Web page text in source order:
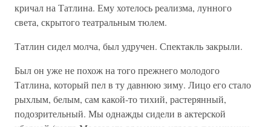
кричал на Татлина. Ему хотелось реализма, лунного
света, скрытого театральным тюлем.
Татлин сидел молча, был удручен. Спектакль закрыли.
Был он уже не похож на того прежнего молодого
Татлина, который пел в ту давнюю зиму. Лицо его стало
рыхлым, белым, сам какой-то тихий, растерянный,
подозрительный. Мы однажды сидели в актерской